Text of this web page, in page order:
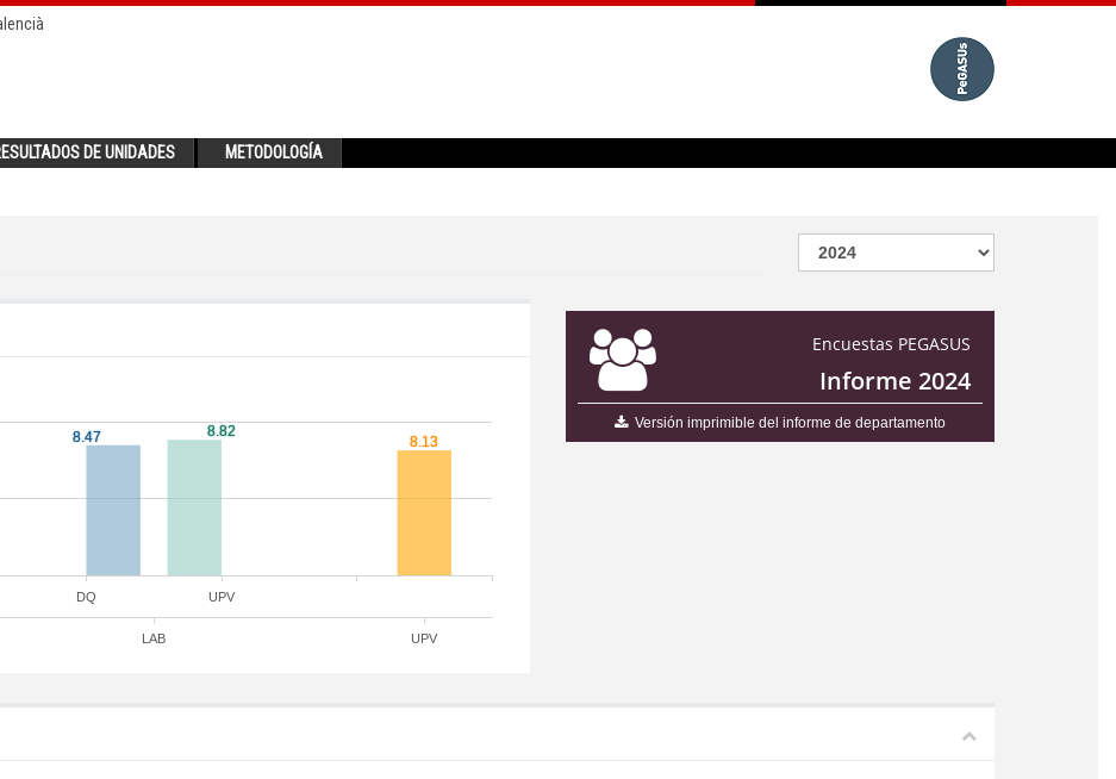
DE UNIDADES METODOLOGÍA
Encuestas PEGASUS
Informe 2024
Versión imprimible del informe de departamento
DQ UPV
LAB UPV